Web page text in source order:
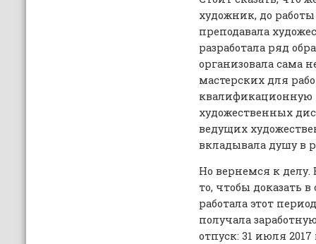
художник, до работы
преподавала
разработала ряд
организовала сама
мастерских для
квалификационную
художественных
ведущих
вкладывала душу в
Но вернемся к делу.
то, чтобы доказать
работала этот
получала
отпуск: 31 июля